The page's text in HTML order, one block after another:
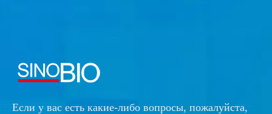
Если у вас есть какие-либо вопросы, пожалуйста,